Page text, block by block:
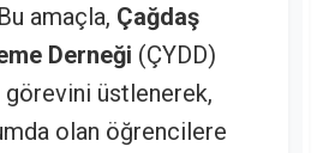
amaçla, Çağdaş
Derneği (ÇYDD)
görevini üstlenerek,
olan öğrencilere